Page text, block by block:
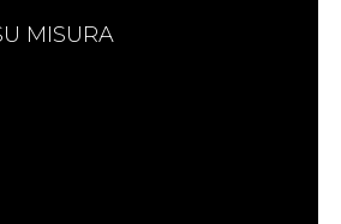
MISURA